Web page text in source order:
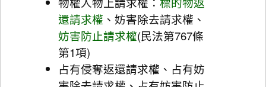
還請求權 、妨害除去請求權、
妨害防止請求權(民法第767條
第1項)
占有侵奪返還請求權、占有妨